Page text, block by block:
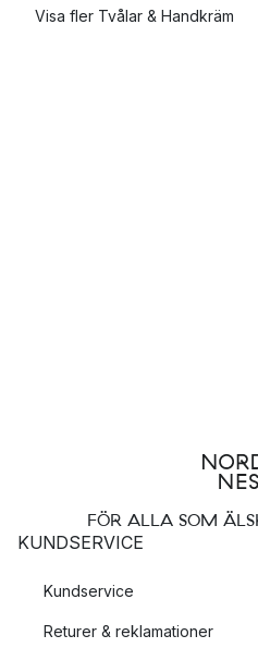
Visa fler Tvålar & Handkräm
FÖR ALLA SOM
KUNDSERVICE
Kundservice
Returer & reklamationer